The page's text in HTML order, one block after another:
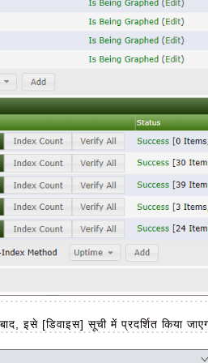
इसे [डिवाइस] सूची में प्रदर्शित किया